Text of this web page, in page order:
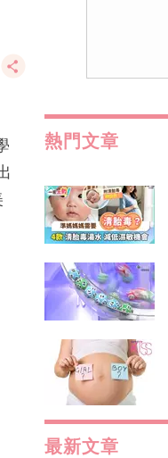
熱門文章
最新文章